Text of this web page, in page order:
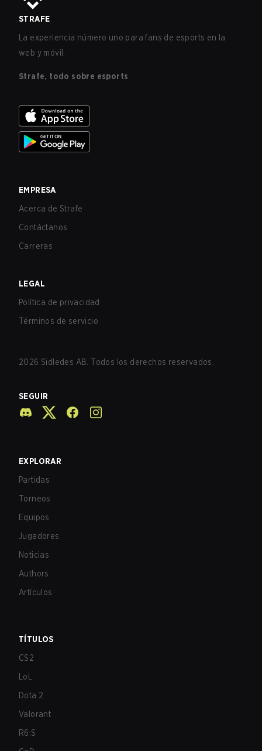
STRAFE
La experiencia número uno para fans de esports en la
web y móvil.
Strafe, todo sobre esports
EMPRESA
Acerca de Strafe
Contáctanos
Carreras
LEGAL
Política de privacidad
Términos de servicio
2026 Sidledes AB. Todos los derechos reservados.
SEGUIR
EXPLORAR
Partidas
Torneos
Equipos
Jugadores
Noticias
Authors
Artículos
TÍTULOS
CS2
LoL
Dota 2
Valorant
R6:S